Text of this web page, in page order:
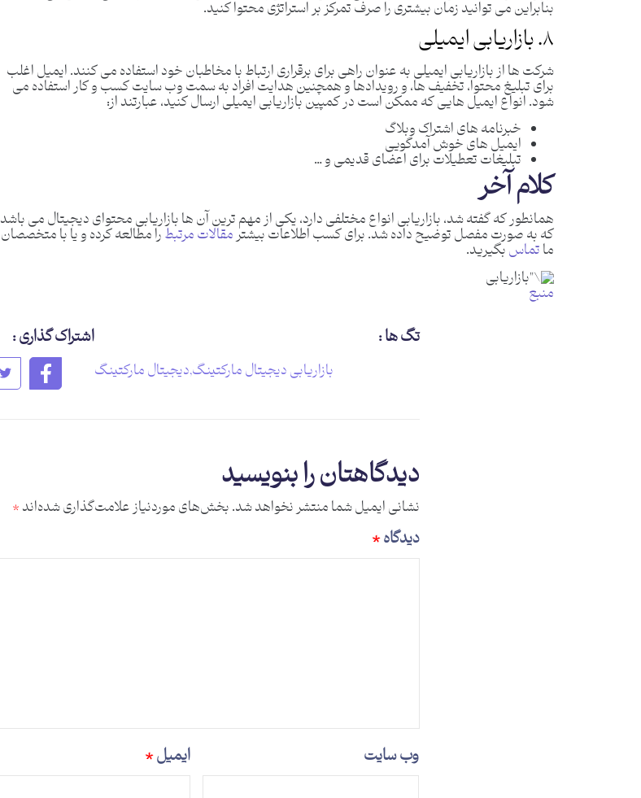
بنابراین می‌ توانید زمان بیشتری را صرف تمرکز بر استراتژی محتوا کنید.
۸. بازاریابی ایمیلی
شرکت ها از بازاریابی ایمیلی به عنوان راهی برای برقراری ارتباط با مخاطبان خود استفاده می کنند. ایمیل اغلب
برای تبلیغ محتوا، تخفیف ها، و رویدادها و همچنین هدایت افراد به سمت وب سایت کسب و کار استفاده می
شود. انواع ایمیل هایی که ممکن است در کمپین بازاریابی ایمیلی ارسال کنید، عبارتند از:
خبرنامه های اشتراک وبلاگ
ایمیل های خوش آمدگویی
تبلیغات تعطیلات برای اعضای قدیمی و …
کلام آخر
همانطور که گفته شد، بازاریابی انواع مختلفی دارد، یکی از مهم ترین آن ها بازاریابی محتوای دیجیتال می باشد
که به صورت مفصل توضیح داده شد. برای کسب اطلاعات بیشترمقالات مرتبطرا مطالعه کرده و یا با متخصصان
ماتماسبگیرید.
منبع
تگ ها :
بازاریابی دیجیتال مارکتینگ,دیجیتال مارکتینگ
اشتراک گذاری :
دیدگاهتان را بنویسید
نشانی ایمیل شما منتشر نخواهد شد.بخش‌های موردنیاز علامت‌گذاری شده‌اند*
دیدگاه*
ایمیل* وب‌ سایت